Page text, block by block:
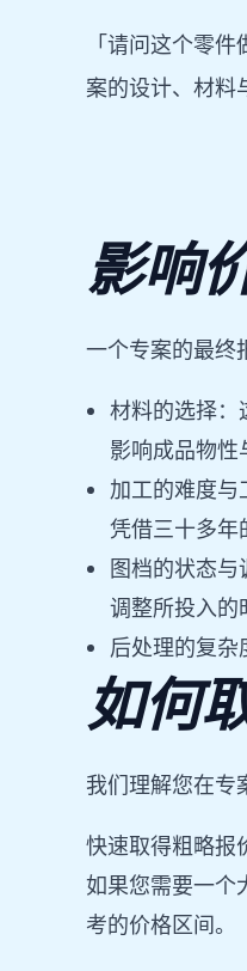
「请问这个零
案的设计、材料
影响
一个专案的最终
材料的选择：
影响成品物性
加工的难度与
凭借三十多年
图档的状态
调整所投入的
后处理的复杂
如何
我们理解您在专
快速取得粗略报
如果您需要一个
考的价格区间。